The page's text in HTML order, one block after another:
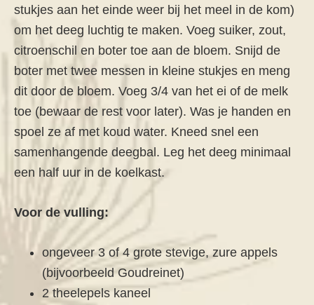
stukjes aan het einde weer bij het meel in de kom)
om het deeg luchtig te maken. Voeg suiker, zout,
citroenschil en boter toe aan de bloem. Snijd de
boter met twee messen in kleine stukjes en meng
dit door de bloem. Voeg 3/4 van het ei of de melk
toe (bewaar de rest voor later). Was je handen en
spoel ze af met koud water. Kneed snel een
samenhangende deegbal. Leg het deeg minimaal
een half uur in de koelkast.
Voor de vulling:
ongeveer 3 of 4 grote stevige, zure appels
(bijvoorbeeld Goudreinet)
2 theelepels kaneel